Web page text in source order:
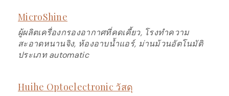
MicroShine
ผู้ผลิตเครื่องกรองอากาศที่คดเคี้ยว, โรงทำความ
สะอาดหนานจิง, ห้องอาบน้ำแอร์, ม่านม้วนอัตโนมัติ
ประเภท automatic
Huihe Optoelectronic วัสดุ